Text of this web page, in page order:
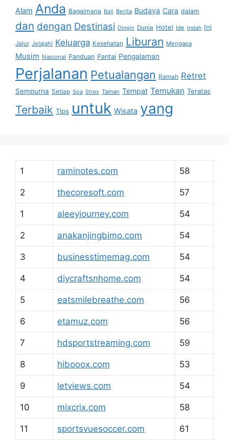
Alam Anda Bagaimana Bali Berita Budaya Cara dalam
dan dengan Destinasi Dingin Dunia Hotel Ide Indah Ini
Jalur Jelajahi Keluarga Kesehatan Liburan Mengapa
Musim Nasional Panduan Pantai Pengalaman
Perjalanan Petualangan Ramah Retret
Sempurna Setiap Spa Stres Taman Tempat Temukan Teratas
Terbaik Tips untuk Wisata yang
1 raminotes.com 58
2 thecoresoft.com 57
1 aleeyjourney.com 54
2 anakanjingbimo.com 54
3 businesstimemag.com 54
4 diycraftsnhome.com 54
5 eatsmilebreathe.com 56
6 etamuz.com 56
7 hdsportstreaming.com 59
8 hibooox.com 53
9 letviews.com 54
10 mixcrix.com 58
11 sportsvuesoccer.com 61